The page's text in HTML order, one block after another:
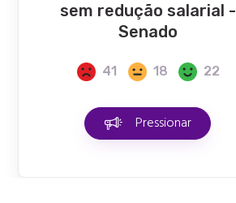
sem redução salarial -
Senado
41 18 22
Pressionar